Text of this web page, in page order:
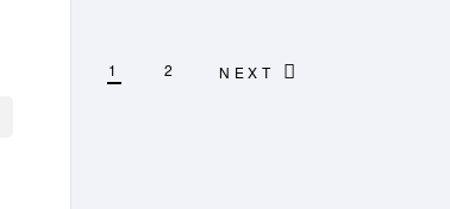
1 2 NEXT